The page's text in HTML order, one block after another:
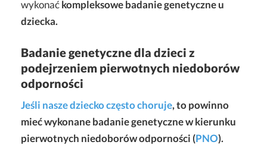
wykonaćkompleksowe badanie genetyczne u
dziecka.
Badanie genetyczne dla dzieci z
podejrzeniem pierwotnych niedoborów
odporności
Jeśli nasze dziecko często choruje, to powinno
mieć wykonane badanie genetyczne w kierunku
pierwotnych niedoborów odporności (PNO).